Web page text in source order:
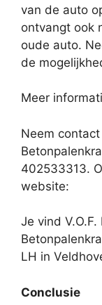
van de auto
ontvangt ook
oude auto.
de
Meer
Neem contact
402533313.
website:
Je vind V.O.F.
LH in
Conclusie